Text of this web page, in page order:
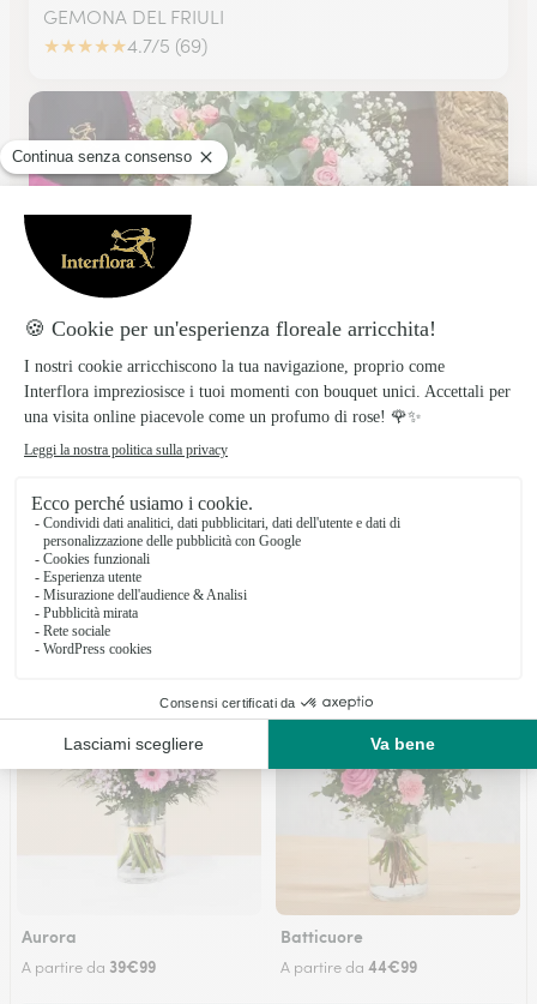
GEMONA DEL FRIULI
★★★★★4.7/5 (69)
Fioreria Cavallino R. Romanello
TOLMEZZO
★★★ ★★4.7/5 (11)
Fiori e bouquet in consegna in Friuli-
Venezia Giulia
Aurora
A partire da 39€99
Batticuore
A partire da 44€99